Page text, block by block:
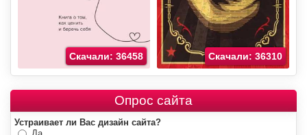
Скачали: 36458 Скачали: 36310
Опрос сайта
Устраивает ли Вас дизайн сайта?